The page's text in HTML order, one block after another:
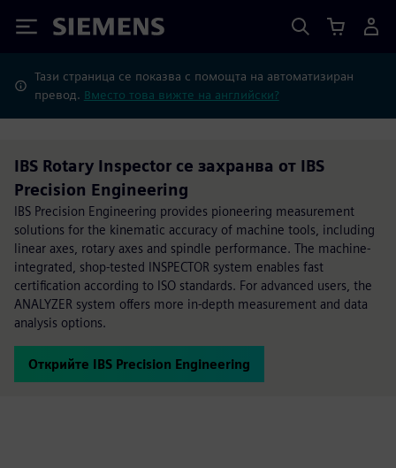
Siemens
Тази страница се показва с помощта на автоматизиран
превод. Вместо това вижте на английски?
IBS Rotary Inspector се захранва от IBS
Precision Engineering
IBS Precision Engineering provides pioneering measurement
solutions for the kinematic accuracy of machine tools, including
linear axes, rotary axes and spindle performance. The machine-
integrated, shop-tested INSPECTOR system enables fast
certification according to ISO standards. For advanced users, the
ANALYZER system offers more in-depth measurement and data
analysis options.
Открийте IBS Precision Engineering